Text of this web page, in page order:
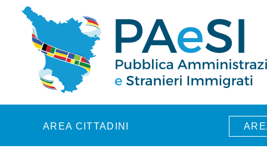
Skip to main content
AREA CITTADINI